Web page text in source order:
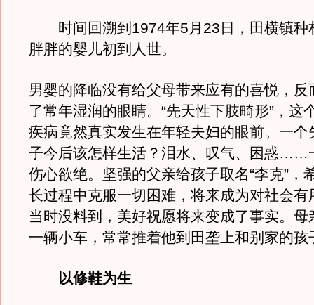
时间回溯到1974年5月23日，田横镇种
胖胖的婴儿初到人世。
男婴的降临没有给父母带来应有的喜悦，反
了常年湿润的眼睛。“先天性下肢畸形”，这
疾病竟然真实发生在年轻夫妇的眼前。一个
子今后该怎样生活？泪水、叹气、困惑……
伤心欲绝。坚强的父亲给孩子取名“李克”，
长过程中克服一切困难，将来成为对社会有
当时没料到，美好祝愿将来变成了事实。母
一辆小车，常常推着他到田垄上和别家的孩
以修鞋为生